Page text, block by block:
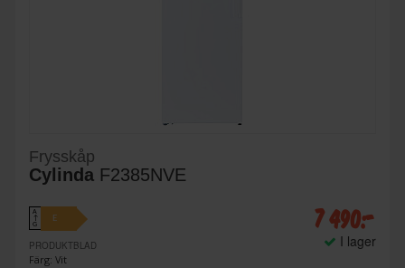
Frysskåp
Cylinda F2385NVE
A
↑
G
E
PRODUKTBLAD
Färg: Vit
7 490:-
I lager